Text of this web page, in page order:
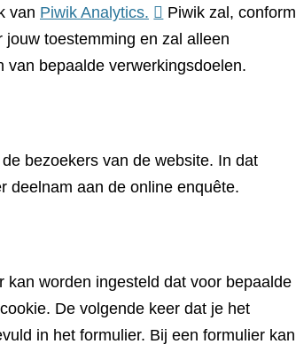
van Piwik Analytics. (verwijst
naar
een
Piwik zal, conform
toestemming en zal alleen
bepaalde verwerkingsdoelen.
bezoekers van de website. In dat
deelnam aan de online enquête.
worden ingesteld dat voor bepaalde
De volgende keer dat je het
in het formulier. Bij een formulier kan